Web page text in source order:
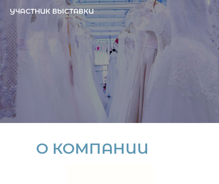
УЧАСТНИК ВЫСТАВКИ
О КОМПАНИИ